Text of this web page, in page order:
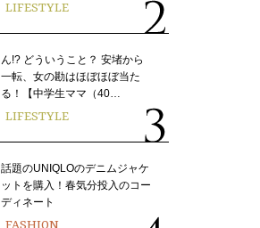
LIFESTYLE
ん!? どういうこと？ 安堵から
一転、女の勘はほぼほぼ当た
る！【中学生ママ（40…
LIFESTYLE
話題のUNIQLOのデニムジャケ
ットを購入！春気分投入のコー
ディネート